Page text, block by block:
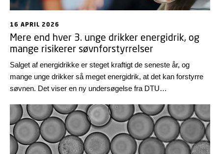
16 APRIL 2026
Mere end hver 3. unge drikker energidrik, og
mange risikerer søvnforstyrrelser
Salget af energidrikke er steget kraftigt de seneste år, og
mange unge drikker så meget energidrik, at det kan forstyrre
søvnen. Det viser en ny undersøgelse fra DTU